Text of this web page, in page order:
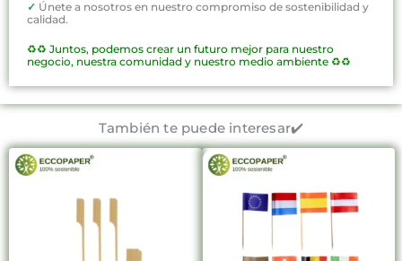
✓ Únete a nosotros en nuestro compromiso de sostenibilidad y
calidad.
♻️♻️ Juntos, podemos crear un futuro mejor para nuestro
negocio, nuestra comunidad y nuestro medio ambiente ♻️♻️
También te puede interesar✔️